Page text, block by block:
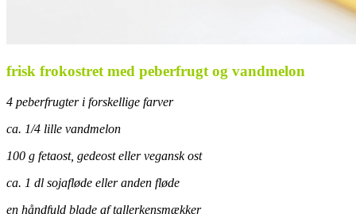
frisk frokostret med peberfrugt og vandmelon
4 peberfrugter i forskellige farver
ca. 1/4 lille vandmelon
100 g fetaost, gedeost eller vegansk ost
ca. 1 dl sojafløde eller anden fløde
en håndfuld blade af tallerkensmækker